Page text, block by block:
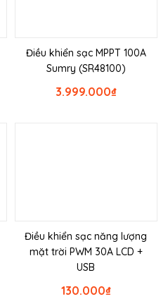
Điều khiển sạc MPPT 100A
Sumry (SR48100)
₫
3.999.000
Điều khiển sạc năng lượng
mặt trời PWM 30A LCD +
USB
₫
130.000